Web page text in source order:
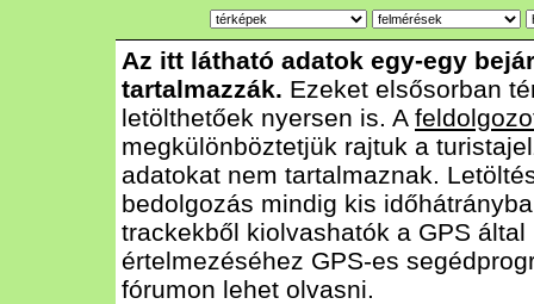
Az itt látható adatok egy-egy
tartalmazzák. Ezeket elsősorban
letölthetőek nyersen is. A
megkülönböztetjük rajtuk a
adatokat nem tartalmaznak.
bedolgozás mindig kis
trackekből kiolvashatók a GPS
értelmezéséhez GPS-es
fórumon lehet olvasni.